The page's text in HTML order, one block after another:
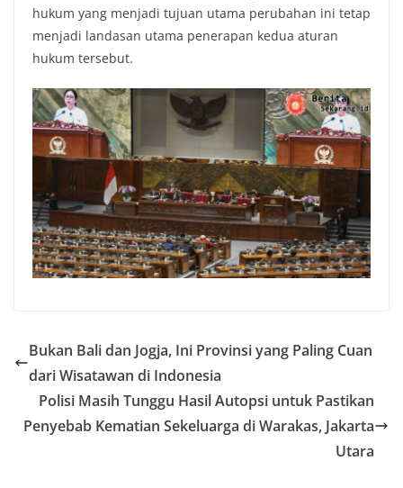
hukum yang menjadi tujuan utama perubahan ini tetap
menjadi landasan utama penerapan kedua aturan
hukum tersebut.
Bukan Bali dan Jogja, Ini Provinsi yang Paling Cuan
dari Wisatawan di Indonesia
Polisi Masih Tunggu Hasil Autopsi untuk Pastikan
Penyebab Kematian Sekeluarga di Warakas, Jakarta
Utara